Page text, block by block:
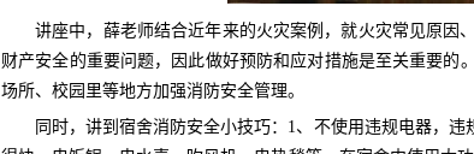
讲座中，薛老师结合近年来的火灾案例，就火灾常见原因
财产安全的重要问题，因此做好预防和应对措施是至关重要
场所、校园里等地方加强消防安全管理。
同时，讲到宿舍消防安全小技巧：1、不使用违规电器，